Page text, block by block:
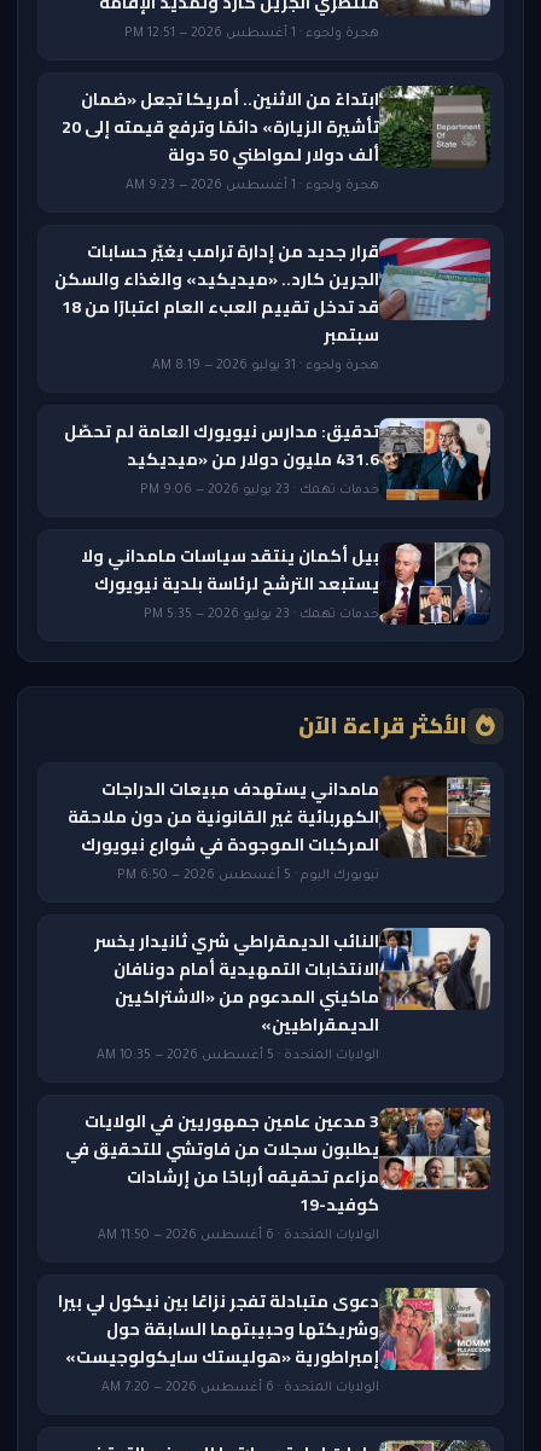
هجرة ولجوء · 1 أغسطس 2026 — 12:51 PM
ابتداءً من الاثنين.. أمريكا تجعل «ضمان
تأشيرة الزيارة» دائمًا وترفع قيمته إلى 20
ألف دولار لمواطني 50 دولة
هجرة ولجوء · 1 أغسطس 2026 — 9:23 AM
قرار جديد من إدارة ترامب يغيّر حسابات
الجرين كارد.. «ميديكيد» والغذاء والسكن
قد تدخل تقييم العبء العام اعتبارًا من 18
سبتمبر
هجرة ولجوء · 31 يوليو 2026 — 8:19 AM
تدقيق: مدارس نيويورك العامة لم تحصّل
431.6 مليون دولار من «ميديكيد
خدمات تهمك · 23 يوليو 2026 — 9:06 PM
بيل أكمان ينتقد سياسات مامداني ولا
يستبعد الترشح لرئاسة بلدية نيويورك
خدمات تهمك · 23 يوليو 2026 — 5:35 PM
الأكثر قراءة الآن
مامداني يستهدف مبيعات الدراجات
الكهربائية غير القانونية من دون ملاحقة
المركبات الموجودة في شوارع نيويورك
نيويورك اليوم · 5 أغسطس 2026 — 6:50 PM
النائب الديمقراطي شري ثانيدار يخسر
الانتخابات التمهيدية أمام دونافان
ماكيني المدعوم من «الاشتراكيين
الديمقراطيين»
الولايات المتحدة · 5 أغسطس 2026 — 10:35 AM
3 مدعين عامين جمهوريين في الولايات
يطلبون سجلات من فاوتشي للتحقيق في
مزاعم تحقيقه أرباحًا من إرشادات
كوفيد-19
الولايات المتحدة · 6 أغسطس 2026 — 11:50 AM
دعوى متبادلة تفجر نزاعًا بين نيكول لي بيرا
وشريكتها وحبيبتهما السابقة حول
إمبراطورية «هوليستك سايكولوجيست»
الولايات المتحدة · 6 أغسطس 2026 — 7:20 AM